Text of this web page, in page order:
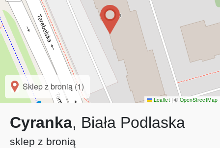
Sklep z bronią (1)
Leaflet | © OpenStreetMap
Cyranka, Biała Podlaska
sklep z bronią